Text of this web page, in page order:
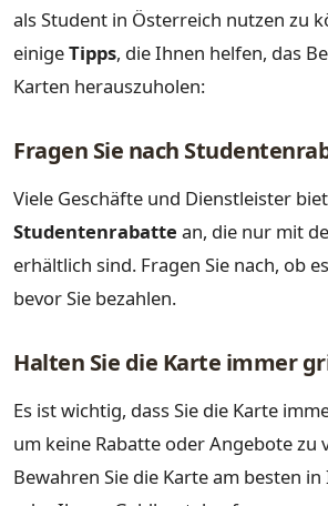
als Student in Österreich nutzen zu
einigeTipps, die Ihnen helfen, das
Karten herauszuholen:
Fragen Sie nach
Viele Geschäfte und Dienstleister
Studentenrabatte an, die nur mit
erhältlich sind. Fragen Sie nach, ob
bevor Sie bezahlen.
Halten Sie die Karte immer
Es ist wichtig, dass Sie die Karte
um keine Rabatte oder Angebote zu
Bewahren Sie die Karte am besten